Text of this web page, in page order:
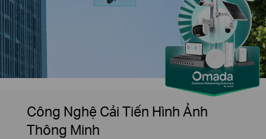
Công Nghệ Cải Tiến Hình Ảnh
Thông Minh